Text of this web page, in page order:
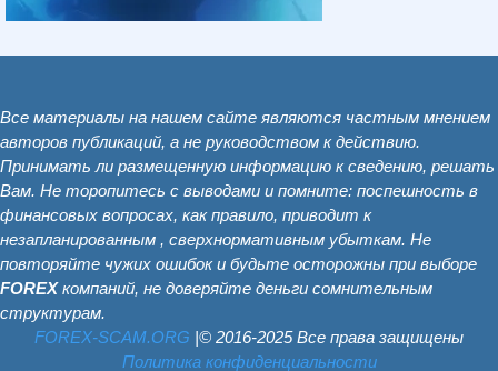
Все материалы на нашем сайте являются частным мнением
авторов публикаций, а не руководством к действию.
Принимать ли размещенную информацию к сведению, решать
Вам. Не торопитесь с выводами и помните: поспешность в
финансовых вопросах, как правило, приводит к
незапланированным , сверхнормативным убыткам. Не
повторяйте чужих ошибок и будьте осторожны при выборе
FOREXкомпаний, не доверяйте деньги сомнительным
структурам.
FOREX-SCAM.ОRG |© 2016-2025 Все права защищены
Политика конфиденциальности